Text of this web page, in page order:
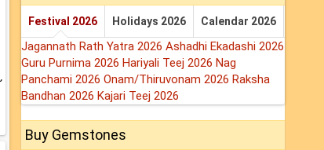
Festival 2026 Holidays 2026 Calendar 2026
Jagannath Rath Yatra 2026 Ashadhi Ekadashi 2026
Guru Purnima 2026 Hariyali Teej 2026 Nag
Panchami 2026 Onam/Thiruvonam 2026 Raksha
Bandhan 2026 Kajari Teej 2026
Buy Gemstones